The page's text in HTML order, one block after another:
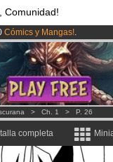
Comunidad!
Cómics y Mangas!.
lanzado!.
al mes!Hazte Premium ya
> Ch. 1 > P. 26
completa